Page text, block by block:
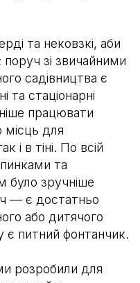
та нековзкі, аби
зі звичайними
садівництва є
та стаціонарні
працювати
місць для
і в тіні. По всій
та
було зручніше
— є достатньо
або дитячого
є питний фонтанчик.
розробили для